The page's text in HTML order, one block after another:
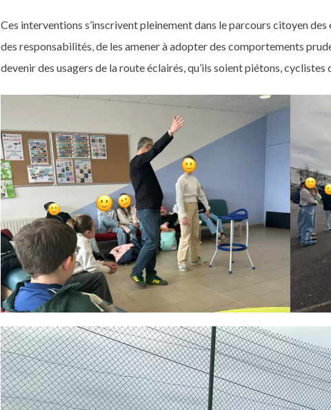
Ces interventions s’inscrivent pleinement dans le parcours citoyen
des responsabilités, de les amener à adopter des comportements
devenir des usagers de la route éclairés, qu’ils soient piétons,